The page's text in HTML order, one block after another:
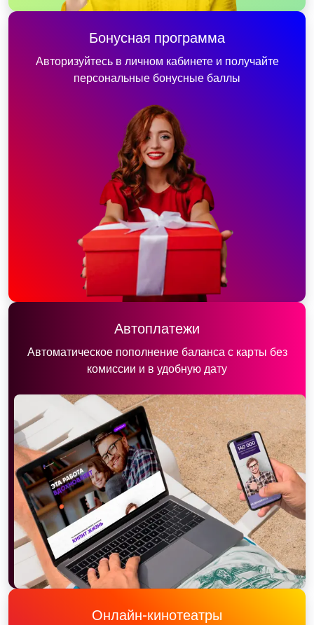
Бонусная программа
Авторизуйтесь в личном кабинете и получайте
персональные бонусные баллы
Автоплатежи
Автоматическое пополнение баланса с карты без
комиссии и в удобную дату
Онлайн-кинотеатры